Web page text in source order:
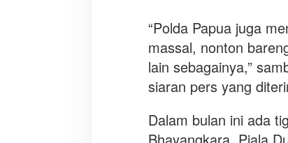
0
8
“Polda Papua juga
massal, nonton
lain sebagainya,”
siaran pers yang
Dalam bulan ini ada